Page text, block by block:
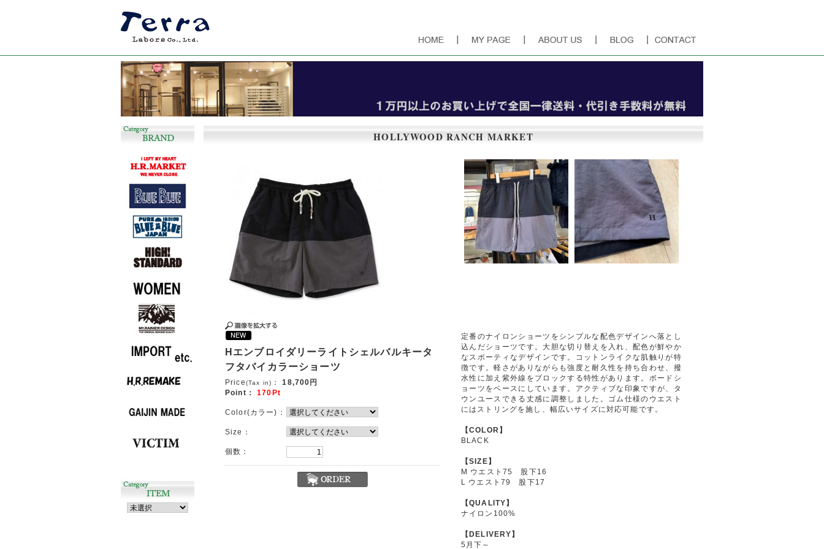
HOLLYWOOD RANCH MARKET
Hエンブロイダリーライトシェルバルキータ
フタバイカラーショーツ
Price(Tax in) ：18,700円
Point：
170Pt
Color(カラー)：
Size：
個数：
定番のナイロンショーツをシンプルな配色デザインへ落とし
込んだショーツです。大胆な切り替えを入れ、配色が鮮やか
なスポーティなデザインです。コットンライクな肌触りが特
徴です。軽さがありながらも強度と耐久性を持ち合わせ、撥
水性に加え紫外線をブロックする特性があります。ボードシ
ョーツをベースにしています。アクティブな印象ですが、タ
ウンユースできる丈感に調整しました。ゴム仕様のウエスト
にはストリングを施し、幅広いサイズに対応可能です。
【COLOR】
BLACK
【SIZE】
M ウエスト75 股下16
L ウエスト79 股下17
【QUALITY】
ナイロン100%
【DELIVERY】
5月下～